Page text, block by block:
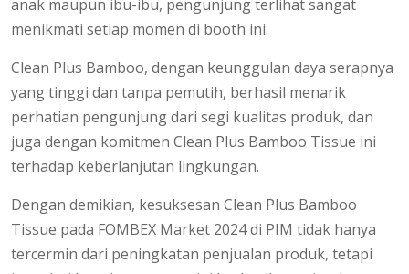
anak maupun ibu-ibu, pengunjung terlihat sangat
menikmati setiap momen di booth ini.
Clean Plus Bamboo, dengan keunggulan daya serapnya
yang tinggi dan tanpa pemutih, berhasil menarik
perhatian pengunjung dari segi kualitas produk, dan
juga dengan komitmen Clean Plus Bamboo Tissue ini
terhadap keberlanjutan lingkungan.
Dengan demikian, kesuksesan Clean Plus Bamboo
Tissue pada FOMBEX Market 2024 di PIM tidak hanya
tercermin dari peningkatan penjualan produk, tetapi